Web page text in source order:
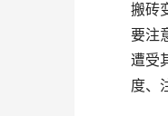
搬砖
要注
遭受
度、